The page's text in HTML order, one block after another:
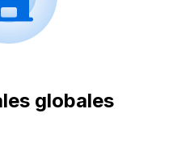
globales